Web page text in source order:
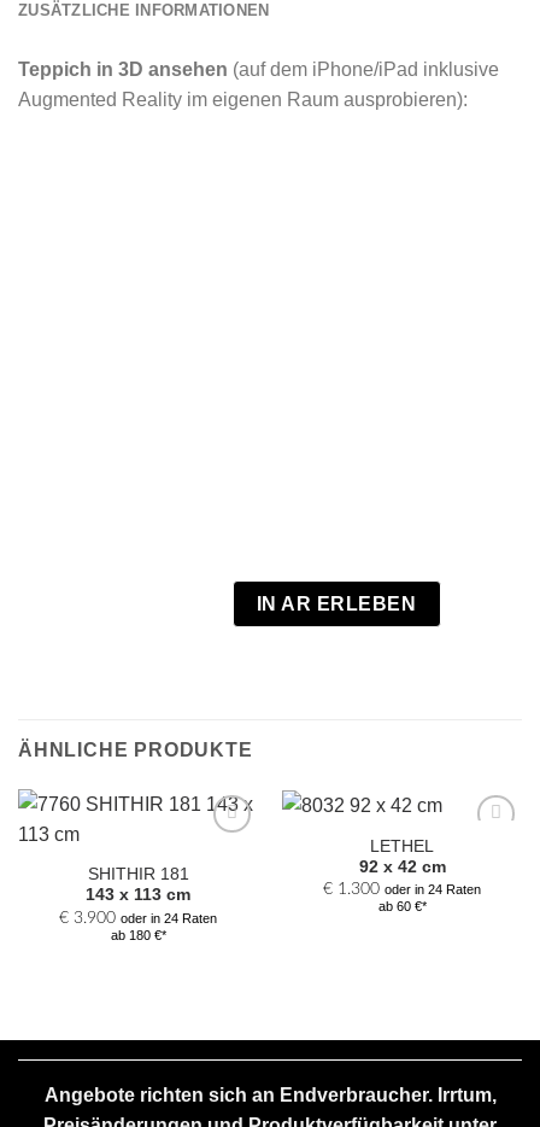
ZUSÄTZLICHE INFORMATIONEN
Teppich in 3D ansehen (auf dem iPhone/iPad inklusive
Augmented Reality im eigenen Raum ausprobieren):
IN AR ERLEBEN
ÄHNLICHE PRODUKTE
Auswahl
hinzufügen
SHITHIR 181
143 x 113 cm
€ 3.900 oder in 24 Raten
ab 180 €*
Auswahl
hinzufügen
LETHEL
92 x 42 cm
€ 1.300 oder in 24 Raten
ab 60 €*
Angebote richten sich an Endverbraucher. Irrtum,